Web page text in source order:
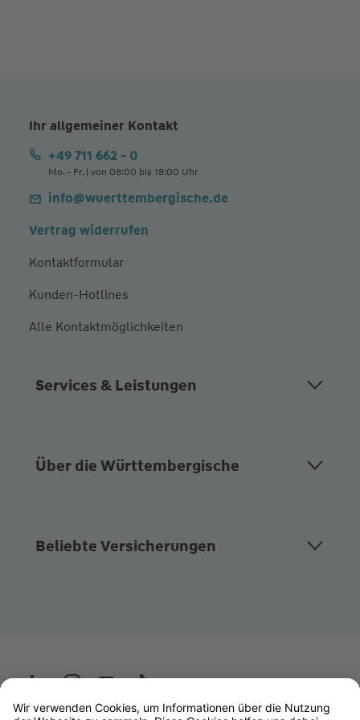
Ihr allgemeiner Kontakt
+49 711 662 - 0
Mo. - Fr. | von 08:00 bis 18:00 Uhr
info@wuerttembergische.de
Vertrag widerrufen
Kontaktformular
Kunden-Hotlines
Alle Kontaktmöglichkeiten
Services & Leistungen
Über die Württembergische
Beliebte Versicherungen